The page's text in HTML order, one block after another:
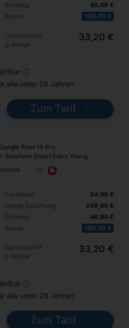
Einmalig
Bonus
46,98 €
100,00 €
Durchschnitt
p. Monat
33,20 €
ⓘ
alle unter 28 Jahren
Zum Tarif
Google Pixel 10 Pro
+ Vodafone Smart Entry Young
Pro Monat
Handy Zuzahlung
Einmalig
Bonus
24,99 €
249,95 €
46,98 €
100,00 €
Durchschnitt
p. Monat
33,20 €
ⓘ
alle unter 28 Jahren
Zum Tarif